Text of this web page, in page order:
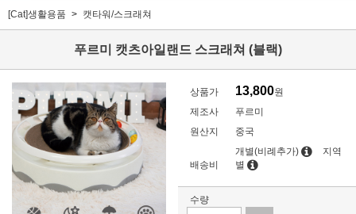
[Cat]생활용품 캣타워/스크래쳐
푸르미 캣츠아일랜드 스크래쳐 (블랙)
상품가 13,800원
제조사
푸르미
원산지
중국
배송비
개별(비례추가)
지역
별
수량